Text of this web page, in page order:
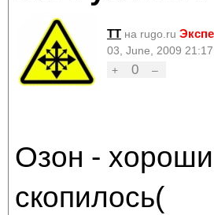
TT на rugo.ru
03, June, 2009 21:17
+
0 –
Озон -
скопилось(